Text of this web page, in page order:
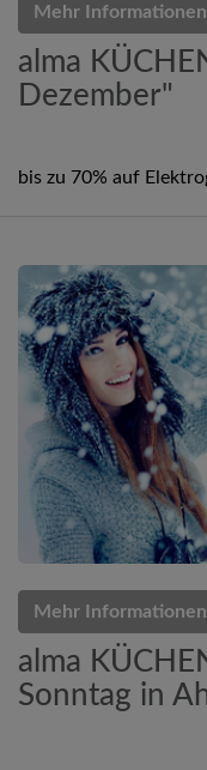
Mehr Informationen
alma
Dezember"
bis zu 70% auf
Mehr Informationen
alma
Sonntag in